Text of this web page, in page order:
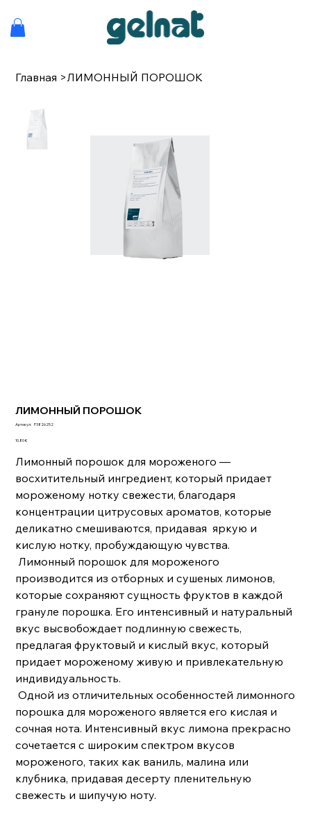
Главная > ЛИМОННЫЙ ПОРОШОК
ЛИМОННЫЙ ПОРОШОК
Артикул:
Артикул:
P3826252
Цена
10,80 €
Лимонный порошок для мороженого —
восхитительный ингредиент, который придает
мороженому нотку свежести, благодаря
концентрации цитрусовых ароматов, которые
деликатно смешиваются, придавая яркую и
кислую нотку, пробуждающую чувства.
Лимонный порошок для мороженого
производится из отборных и сушеных лимонов,
которые сохраняют сущность фруктов в каждой
грануле порошка. Его интенсивный и натуральный
вкус высвобождает подлинную свежесть,
предлагая фруктовый и кислый вкус, который
придает мороженому живую и привлекательную
индивидуальность.
Одной из отличительных особенностей лимонного
порошка для мороженого является его кислая и
сочная нота. Интенсивный вкус лимона прекрасно
сочетается с широким спектром вкусов
мороженого, таких как ваниль, малина или
клубника, придавая десерту пленительную
свежесть и шипучую ноту.